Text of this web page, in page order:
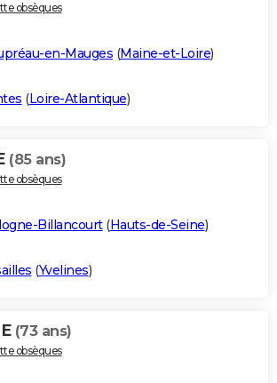
obsèques
en-Mauges (Maine-et-Loire)
(Loire-Atlantique)
(85 ans)
obsèques
Billancourt(Hauts-de-Seine)
(Yvelines)
(73 ans)
obsèques